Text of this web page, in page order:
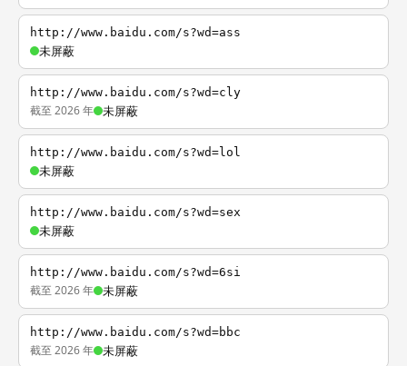
http://www.baidu.com/s?wd=ass
未屏蔽
http://www.baidu.com/s?wd=cly
截至 2026 年 未屏蔽
http://www.baidu.com/s?wd=lol
未屏蔽
http://www.baidu.com/s?wd=sex
未屏蔽
http://www.baidu.com/s?wd=6si
截至 2026 年 未屏蔽
http://www.baidu.com/s?wd=bbc
截至 2026 年 未屏蔽